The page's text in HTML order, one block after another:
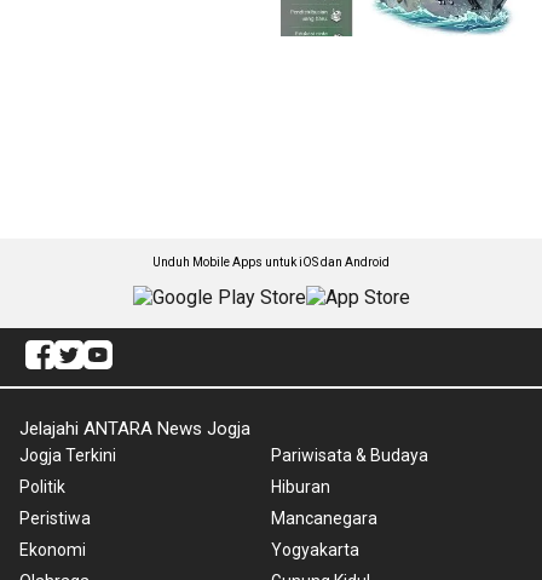
Unduh Mobile Apps untuk iOS dan Android
Jelajahi ANTARA News Jogja
Jogja Terkini
Politik
Peristiwa
Ekonomi
Pariwisata & Budaya
Hiburan
Mancanegara
Yogyakarta